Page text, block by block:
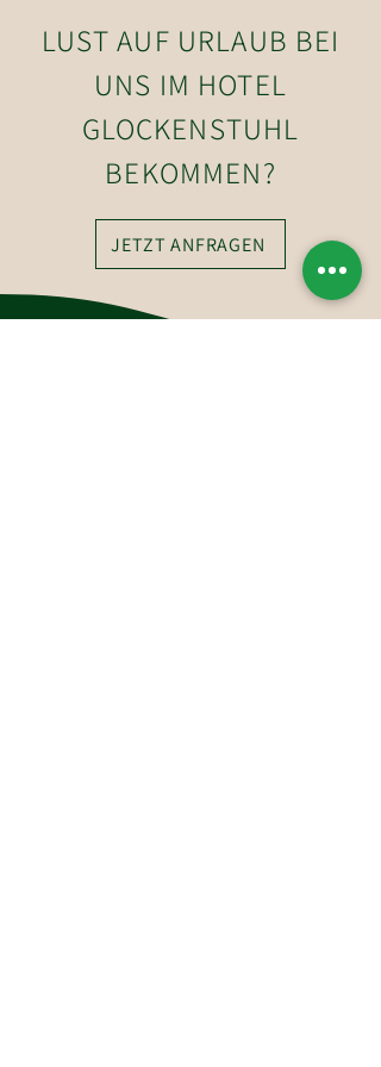
LUST AUF URLAUB BEI
UNS IM HOTEL
GLOCKENSTUHL
BEKOMMEN?
JETZT ANFRAGEN